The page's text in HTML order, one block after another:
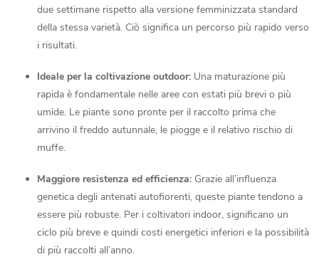
due settimane rispetto alla versione femminizzata standard
della stessa varietà. Ciò significa un percorso più rapido verso
i risultati.
Ideale per la coltivazione outdoor: Una maturazione più
rapida è fondamentale nelle aree con estati più brevi o più
umide. Le piante sono pronte per il raccolto prima che
arrivino il freddo autunnale, le piogge e il relativo rischio di
muffe.
Maggiore resistenza ed efficienza: Grazie all’influenza
genetica degli antenati autofiorenti, queste piante tendono a
essere più robuste. Per i coltivatori indoor, significano un
ciclo più breve e quindi costi energetici inferiori e la possibilità
di più raccolti all’anno.